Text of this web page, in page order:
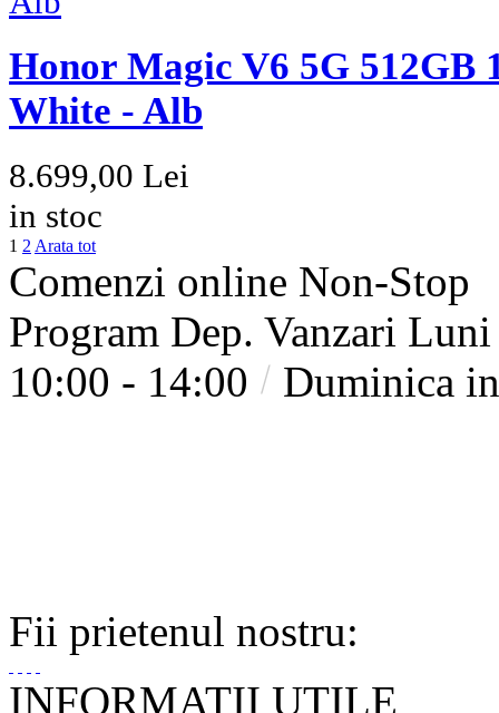
Honor Magic V6 5G 512GB
White - Alb
8.699,00 Lei
in stoc
1 2Arata tot
Comenzi online Non-Stop
Program Dep. Vanzari Luni
10:00 - 14:00
Duminica
Fii prietenul nostru: